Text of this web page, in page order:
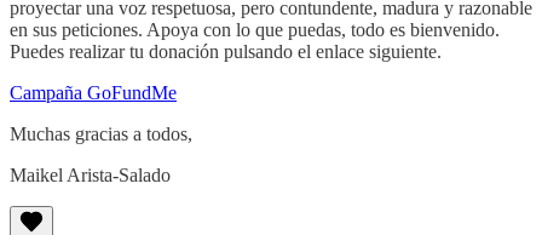
proyectar una voz respetuosa, pero contundente, madura y razonable
en sus peticiones. Apoya con lo que puedas, todo es bienvenido.
Puedes realizar tu donación pulsando el enlace siguiente.
Campaña GoFundMe
Muchas gracias a todos,
Maikel Arista-Salado